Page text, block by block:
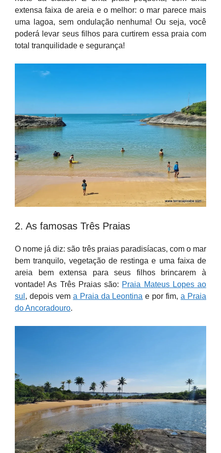
extensa faixa de areia e o melhor: o mar parece mais
uma lagoa, sem ondulação nenhuma! Ou seja, você
poderá levar seus filhos para curtirem essa praia com
total tranquilidade e segurança!
2. As famosas Três Praias
O nome já diz: são três praias paradisíacas, com o mar
bem tranquilo, vegetação de restinga e uma faixa de
areia bem extensa para seus filhos brincarem à
vontade! As Três Praias são: Praia Mateus Lopes ao
sul , depois vem a Praia da Leontina e por fim,a Praia
do Ancoradouro.